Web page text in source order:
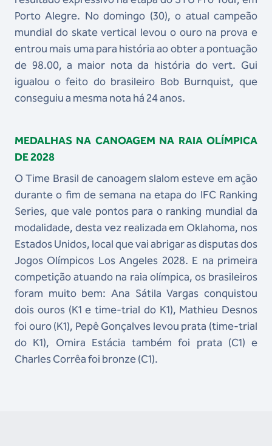
Porto Alegre. No domingo (30), o atual campeão
mundial do skate vertical levou o ouro na prova e
entrou mais uma para história ao obter a pontuação
de 98.00, a maior nota da história do vert. Gui
igualou o feito do brasileiro Bob Burnquist, que
conseguiu a mesma nota há 24 anos.
MEDALHAS NA CANOAGEM NA RAIA OLÍMPICA
DE 2028
O Time Brasil de canoagem slalom esteve em ação
durante o fim de semana na etapa do IFC Ranking
Series, que vale pontos para o ranking mundial da
modalidade, desta vez realizada em Oklahoma, nos
Estados Unidos, local que vai abrigar as disputas dos
Jogos Olímpicos Los Angeles 2028. E na primeira
competição atuando na raia olímpica, os brasileiros
foram muito bem: Ana Sátila Vargas conquistou
dois ouros (K1 e time-trial do K1), Mathieu Desnos
foi ouro (K1), Pepê Gonçalves levou prata (time-trial
do K1), Omira Estácia também foi prata (C1) e
Charles Corrêa foi bronze (C1).